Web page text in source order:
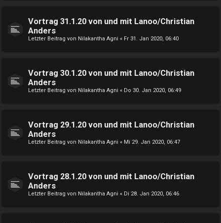
Vortrag 31.1.20 von und mit Lanoo/Christian
Anders
Letzter Beitrag von Nilakantha Agni « Fr 31. Jan 2020, 06:40
Vortrag 30.1.20 von und mit Lanoo/Christian
Anders
Letzter Beitrag von Nilakantha Agni « Do 30. Jan 2020, 06:49
Vortrag 29.1.20 von und mit Lanoo/Christian
Anders
Letzter Beitrag von Nilakantha Agni « Mi 29. Jan 2020, 06:47
Vortrag 28.1.20 von und mit Lanoo/Christian
Anders
Letzter Beitrag von Nilakantha Agni « Di 28. Jan 2020, 06:46